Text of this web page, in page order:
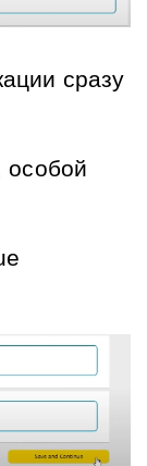
сразу
особой